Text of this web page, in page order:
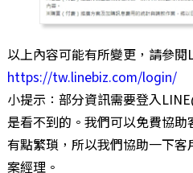
以上內容可能有所變更，請參閱
https://tw.linebiz.com/login/
小提示：部分資訊需要登入
是看不到的。我們可以免費協
有點繁瑣，所以我們協助一下
案經理。